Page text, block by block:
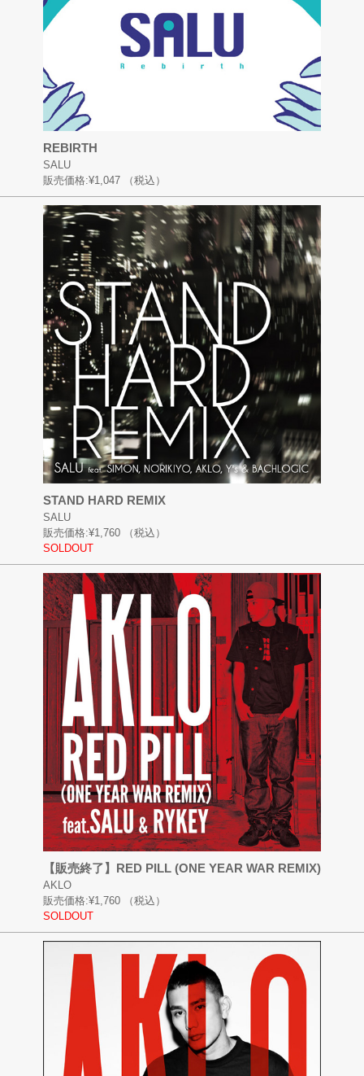
REBIRTH
SALU
販売価格:¥1,047 （税込）
STAND HARD REMIX
SALU
販売価格:¥1,760
（税込）
SOLDOUT
【販売終了】RED PILL (ONE YEAR WAR REMIX)
AKLO
販売価格:¥1,760
（税込）
SOLDOUT